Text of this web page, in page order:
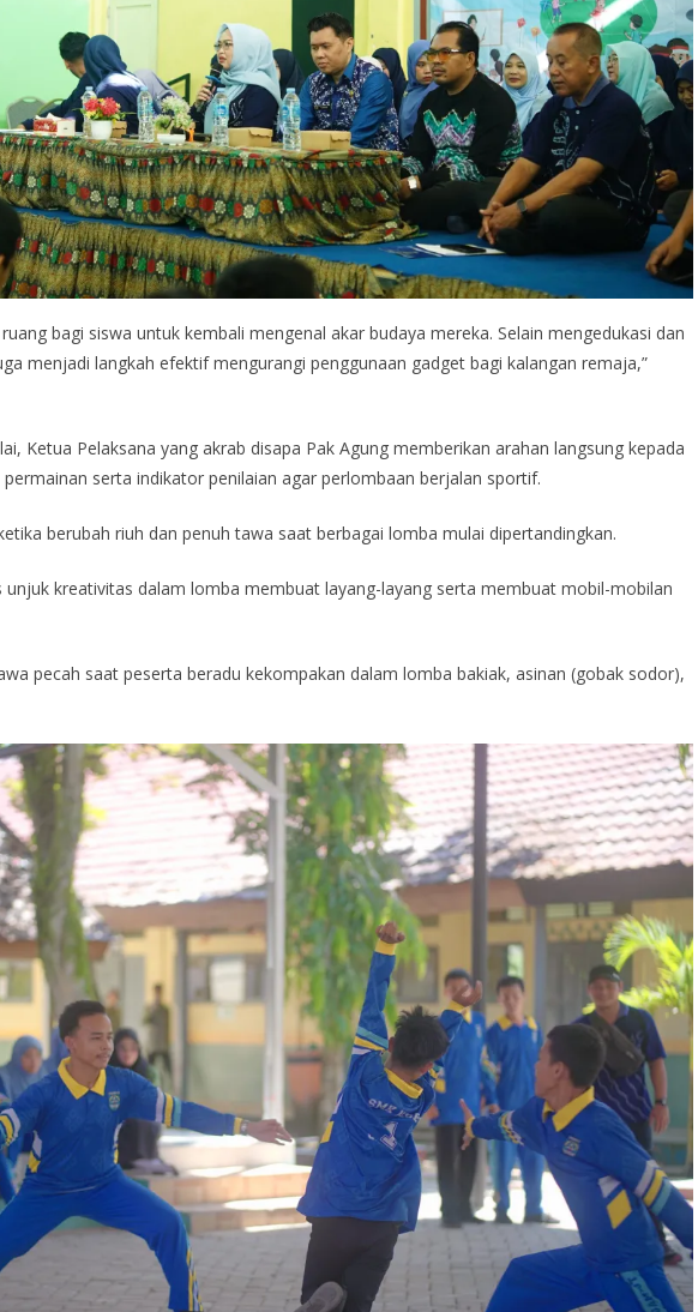
bagi siswa untuk kembali mengenal akar budaya mereka. Selain mengedukasi dan
menjadi langkah efektif mengurangi penggunaan gadget bagi kalangan remaja,”
Ketua Pelaksana yang akrab disapa Pak Agung memberikan arahan langsung kepada
serta indikator penilaian agar perlombaan berjalan sportif.
berubah riuh dan penuh tawa saat berbagai lomba mulai dipertandingkan.
unjuk kreativitas dalam lomba membuat layang-layang serta membuat mobil-mobilan
pecah saat peserta beradu kekompakan dalam lomba bakiak, asinan (gobak sodor),